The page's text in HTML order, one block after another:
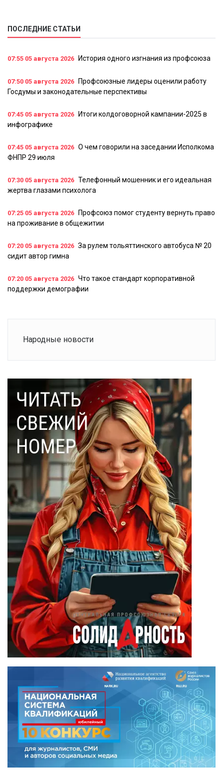
ПОСЛЕДНИЕ СТАТЬИ
07:55 05 августа 2026 История одного изгнания из профсоюза
07:50 05 августа 2026
Профсоюзные лидеры оценили работу
Госдумы и законодательные перспективы
07:45 05 августа 2026
Итоги колдоговорной кампании-2025 в
инфографике
07:45 05 августа 2026 О чем говорили на заседании Исполкома
ФНПР 29 июля
07:30 05 августа 2026 Телефонный мошенник и его идеальная
жертва глазами психолога
07:25 05 августа 2026
Профсоюз помог студенту вернуть право
на проживание в общежитии
07:20 05 августа 2026 За рулем тольяттинского автобуса № 20
сидит автор гимна
07:20 05 августа 2026 Что такое стандарт корпоративной
поддержки демографии
Народные новости